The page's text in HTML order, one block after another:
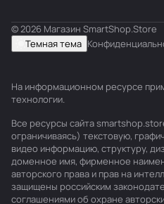
© 2026 Магазин SmartShop.Store
Темная тема
На информационном ресурсе
технологии.
Все ресурсы сайта
ограничиваясь) текстовую,
видео информацию, структуру,
доменное имя, фирменное
авторского права и прав на
защищены российским
соглашениями об охране